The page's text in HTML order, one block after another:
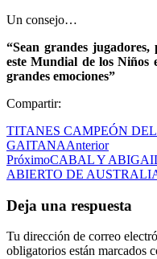
Un consejo…
“Sean grandes
este Mundial de los Niños
grandes emociones”
Compartir:
TITANES CAMPEÓN
GAITANAAnterior
PróximoCABAL Y
ABIERTO DE
Deja una respuesta
Tu dirección de correo
obligatorios están marcados